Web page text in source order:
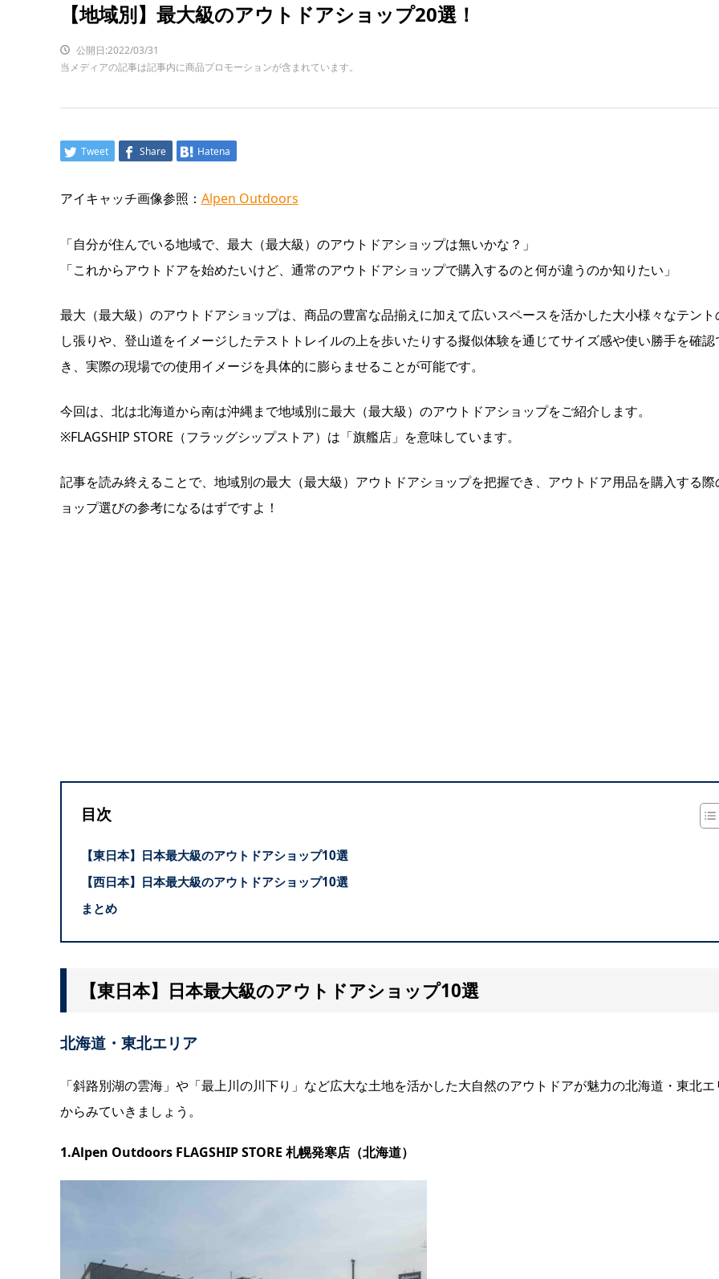
【地域別】最大級のアウトドアショップ20選！
公開日:2022/03/31
当メディアの記事は記事内に商品プロモーションが含まれています。
Tweet Share Hatena
アイキャッチ画像参照： Alpen Outdoors
「自分が住んでいる地域で、最大（最大級）のアウトドアショップは無いかな？」
「これからアウトドアを始めたいけど、通常のアウトドアショップで購入するのと何が違うのか知りたい」
最大（最大級）のアウトドアショップは、商品の豊富な品揃えに加えて広いスペースを活かした大小様々なテント
し張りや、登山道をイメージしたテストトレイルの上を歩いたりする擬似体験を通じてサイズ感や使い勝手を確認
き、実際の現場での使用イメージを具体的に膨らませることが可能です。
今回は、北は北海道から南は沖縄まで地域別に最大（最大級）のアウトドアショップをご紹介します。
※FLAGSHIP STORE（フラッグシップストア）は「旗艦店」を意味しています。
記事を読み終えることで、地域別の最大（最大級）アウトドアショップを把握でき、アウトドア用品を購入する際
ョップ選びの参考になるはずですよ！
目次
【東日本】日本最大級のアウトドアショップ10選
【西日本】日本最大級のアウトドアショップ10選
まとめ
【東日本】日本最大級のアウトドアショップ10選
北海道・東北エリア
「斜路別湖の雲海」や「最上川の川下り」など広大な土地を活かした大自然のアウトドアが魅力の北海道・東北エ
からみていきましょう。
1.Alpen Outdoors FLAGSHIP STORE 札幌発寒店（北海道）